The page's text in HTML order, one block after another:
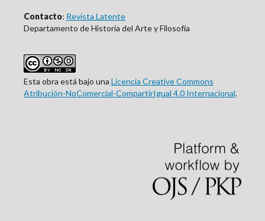
Contacto: Revista Latente
Departamento de Historia del Arte y Filosofía
Esta obra está bajo una Licencia Creative Commons
Atribución-NoComercial-CompartirIgual 4.0 Internacional.